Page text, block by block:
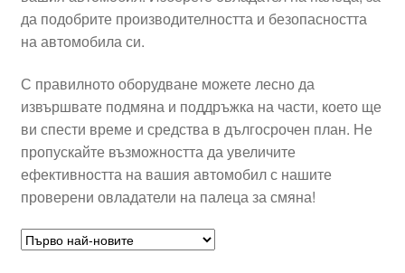
Правила и условия
Процедура за рекламации
Разгледайте
Транспорт
да подобрите производителността и безопасността
на автомобила си.
С правилното оборудване можете лесно да
извършвате подмяна и поддръжка на части, което ще
ви спести време и средства в дългосрочен план. Не
пропускайте възможността да увеличите
ефективността на вашия автомобил с нашите
проверени овладатели на палеца за смяна!